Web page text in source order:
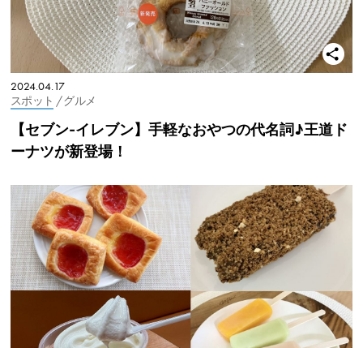
2024.04.17
スポット / グルメ
【セブン-イレブン】手軽なおやつの代名詞♪王道ド
ーナツが新登場！